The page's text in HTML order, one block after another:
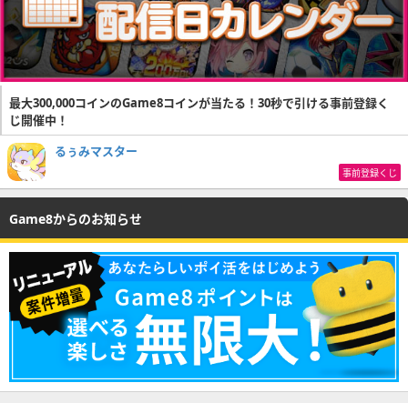
最大300,000コインのGame8コインが当たる！30秒で引ける事前登録く
じ開催中！
るぅみマスター
事前登録くじ
Game8からのお知らせ